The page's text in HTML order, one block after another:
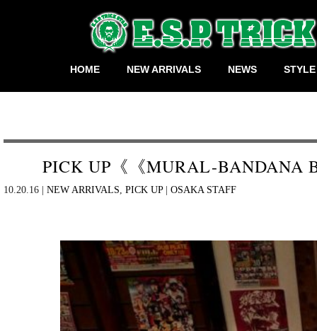
HOME NEW ARRIVALS NEWS STYLE
PICK UP《《MURAL-BANDANA
10.20.16 | NEW ARRIVALS PICK UP| OSAKA STAFF